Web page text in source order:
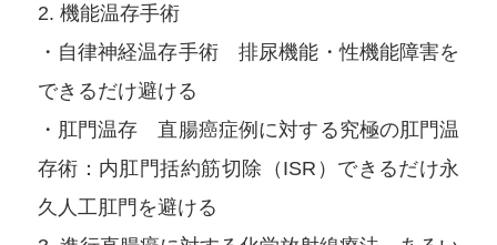
2. 機能温存手術
・自律神経温存手術 排尿機能・性機能障害を
できるだけ避ける
・肛門温存 直腸癌症例に対する究極の肛門温
存術：内肛門括約筋切除（ISR）できるだけ永
久人工肛門を避ける